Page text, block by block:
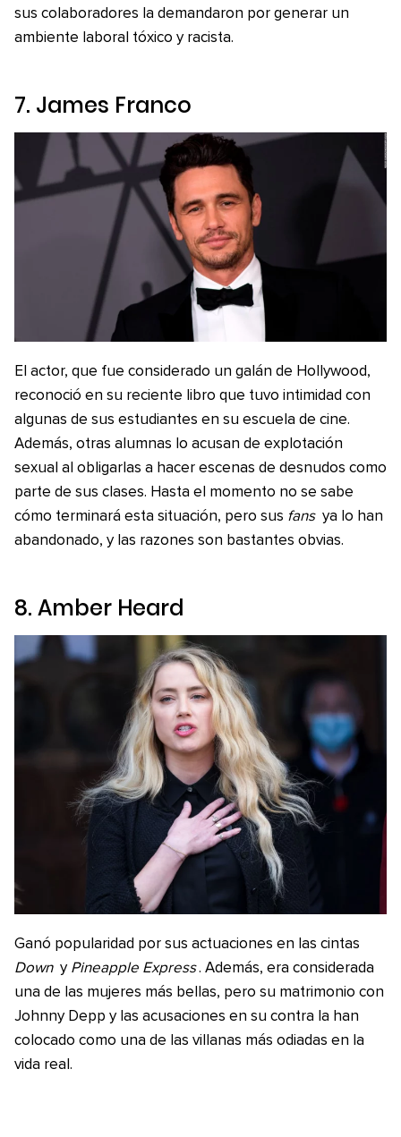
sus colaboradores la demandaron por generar un
ambiente laboral tóxico y racista.
7. James Franco
El actor, que fue considerado un galán de Hollywood,
reconoció en su reciente libro que tuvo intimidad con
algunas de sus estudiantes en su escuela de cine.
Además, otras alumnas lo acusan de explotación
sexual al obligarlas a hacer escenas de desnudos como
parte de sus clases. Hasta el momento no se sabe
cómo terminará esta situación, pero sus fans ya lo han
abandonado, y las razones son bastantes obvias.
8. Amber Heard
Ganó popularidad por sus actuaciones en las cintas
Down y Pineapple Express . Además, era considerada
una de las mujeres más bellas, pero su matrimonio con
Johnny Depp y las acusaciones en su contra la han
colocado como una de las villanas más odiadas en la
vida real.